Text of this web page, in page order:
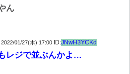
ん
2022/01/27(木) 17:00 ID:JNwH3YCKd
レジで並ぶんかよ…